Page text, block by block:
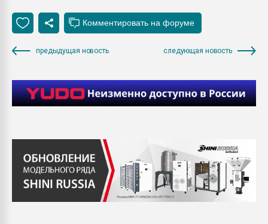
предыдущая новость следующая новость